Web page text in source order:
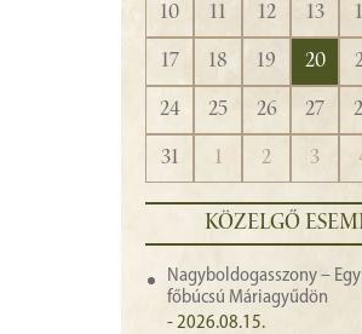
10
11 12 13
17
18 19 20
24
25 26 27
31
1 2 3
KÖZELGŐ
Nagyboldogasszony –
főbúcsú Máriagyűdön
- 2026.08.15.